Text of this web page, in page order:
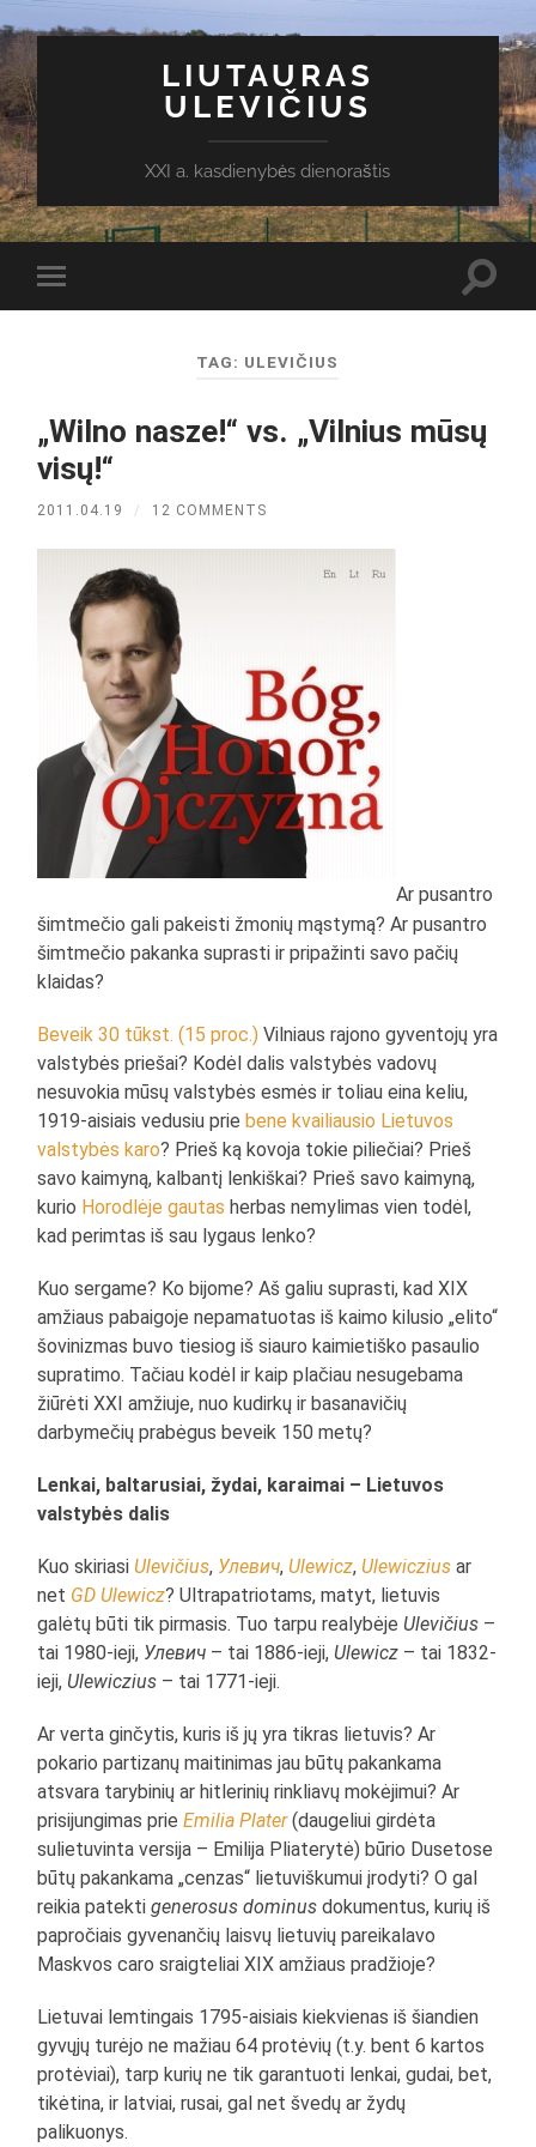
LIUTAURAS
ULEVIČIUS
XXI a. kasdienybės dienoraštis
Toggle
mobile
TAG: ULEVIČIUS
„Wilno nasze!“ vs. „Vilnius mūsų
visų!“
2011.04.19 / 12 COMMENTS
Ar pusantro
šimtmečio gali pakeisti žmonių mąstymą? Ar pusantro
šimtmečio pakanka suprasti ir pripažinti savo pačių
klaidas?
Beveik 30 tūkst. (15 proc.)Vilniaus rajono gyventojų yra
valstybės priešai? Kodėl dalis valstybės vadovų
nesuvokia mūsų valstybės esmės ir toliau eina keliu,
1919-aisiais vedusiu priebene kvailiausio Lietuvos
valstybės karo? Prieš ką kovoja tokie piliečiai? Prieš
savo kaimyną, kalbantį lenkiškai? Prieš savo kaimyną,
kurio Horodlėje gautas herbas nemylimas vien todėl,
kad perimtas iš sau lygaus lenko?
Kuo sergame? Ko bijome? Aš galiu suprasti, kad XIX
amžiaus pabaigoje nepamatuotas iš kaimo kilusio „elito“
šovinizmas buvo tiesiog iš siauro kaimietiško pasaulio
supratimo. Tačiau kodėl ir kaip plačiau nesugebama
žiūrėti XXI amžiuje, nuo kudirkų ir basanavičių
darbymečių prabėgus beveik 150 metų?
Lenkai, baltarusiai, žydai, karaimai – Lietuvos
valstybės dalis
Kuo skiriasi Ulevičius, Улевич, Ulewicz, Ulewiczius ar
net GD Ulewicz? Ultrapatriotams, matyt, lietuvis
galėtų būti tik pirmasis. Tuo tarpu realybėje Ulevičius –
tai 1980-ieji, Улевич – tai 1886-ieji, Ulewicz – tai 1832-
ieji, Ulewiczius – tai 1771-ieji.
Ar verta ginčytis, kuris iš jų yra tikras lietuvis? Ar
pokario partizanų maitinimas jau būtų pakankama
atsvara tarybinių ar hitlerinių rinkliavų mokėjimui? Ar
prisijungimas prieEmilia Plater(daugeliui girdėta
sulietuvinta versija – Emilija Pliaterytė) būrio Dusetose
būtų pakankama „cenzas“ lietuviškumui įrodyti? O gal
reikia patektigenerosus dominus dokumentus, kurių iš
papročiais gyvenančių laisvų lietuvių pareikalavo
Maskvos caro sraigteliai XIX amžiaus pradžioje?
Lietuvai lemtingais 1795-aisiais kiekvienas iš šiandien
gyvųjų turėjo ne mažiau 64 protėvių (t.y. bent 6 kartos
protėviai), tarp kurių ne tik garantuoti lenkai, gudai, bet,
tikėtina, ir latviai, rusai, gal net švedų ar žydų
palikuonys.